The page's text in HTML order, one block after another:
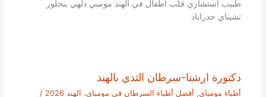
طبيب استشاري قلب اطفال في الهند مومبي دلهي بنجلور
تشيناي حدراباد
دكتورة ارشنا-سرطان الثدي بالهند
أطباء مومباي, أفضل أطباء السرطان في مومباي، الهند 2026
/